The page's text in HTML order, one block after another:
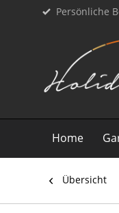
Persönliche
Home
Übersicht